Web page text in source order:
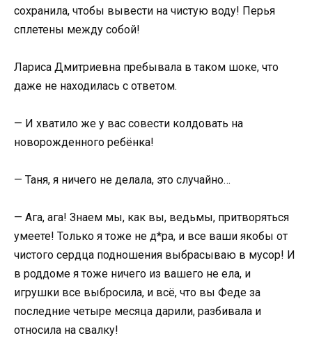
сохранила, чтобы вывести на чистую воду! Перья
сплетены между собой!
Лариса Дмитриевна пребывала в таком шоке, что
даже не находилась с ответом.
— И хватило же у вас совести колдовать на
новорожденного ребёнка!
— Таня, я ничего не делала, это случайно…
— Ага, ага! Знаем мы, как вы, ведьмы, притворяться
умеете! Только я тоже не д*ра, и все ваши якобы от
чистого сердца подношения выбрасываю в мусор! И
в роддоме я тоже ничего из вашего не ела, и
игрушки все выбросила, и всё, что вы Феде за
последние четыре месяца дарили, разбивала и
относила на свалку!